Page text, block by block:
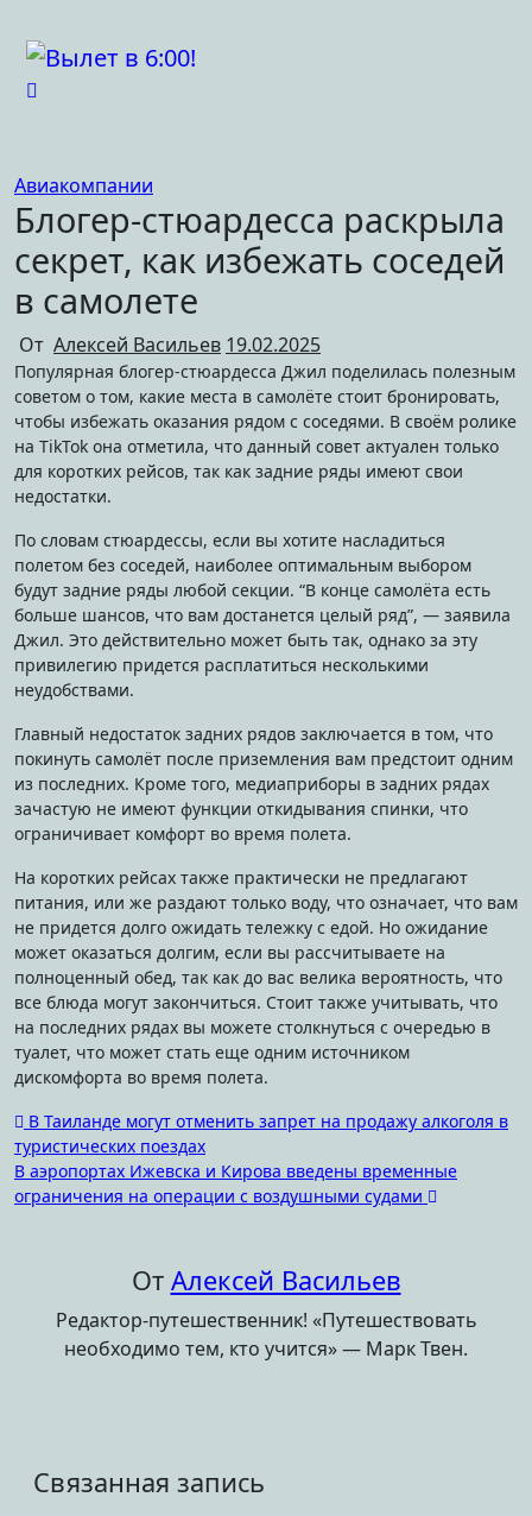
содержимому
Авиакомпании
Блогер-стюардесса раскрыла
секрет, как избежать соседей
в самолете
От Алексей Васильев 19.02.2025
Популярная блогер-стюардесса Джил поделилась полезным
советом о том, какие места в самолёте стоит бронировать,
чтобы избежать оказания рядом с соседями. В своём ролике
на TikTok она отметила, что данный совет актуален только
для коротких рейсов, так как задние ряды имеют свои
недостатки.
По словам стюардессы, если вы хотите насладиться
полетом без соседей, наиболее оптимальным выбором
будут задние ряды любой секции. “В конце самолёта есть
больше шансов, что вам достанется целый ряд”, — заявила
Джил. Это действительно может быть так, однако за эту
привилегию придется расплатиться несколькими
неудобствами.
Главный недостаток задних рядов заключается в том, что
покинуть самолёт после приземления вам предстоит одним
из последних. Кроме того, медиаприборы в задних рядах
зачастую не имеют функции откидывания спинки, что
ограничивает комфорт во время полета.
На коротких рейсах также практически не предлагают
питания, или же раздают только воду, что означает, что вам
не придется долго ожидать тележку с едой. Но ожидание
может оказаться долгим, если вы рассчитываете на
полноценный обед, так как до вас велика вероятность, что
все блюда могут закончиться. Стоит также учитывать, что
на последних рядах вы можете столкнуться с очередью в
туалет, что может стать еще одним источником
дискомфорта во время полета.
Навигация
по
записям
В Таиланде могут отменить запрет на продажу алкоголя в
туристических поездах
В аэропортах Ижевска и Кирова введены временные
ограничения на операции с воздушными судами
От Алексей Васильев
Редактор-путешественник! «Путешествовать
необходимо тем, кто учится» — Марк Твен.
Связанная запись